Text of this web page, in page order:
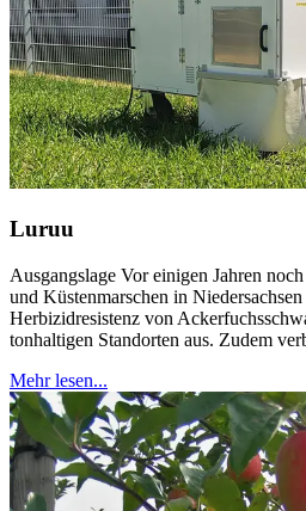
Luruu
Ausgangslage Vor einigen Jahren
und Küstenmarschen in
Herbizidresistenz von
tonhaltigen Standorten aus. Zudem
Mehr lesen...